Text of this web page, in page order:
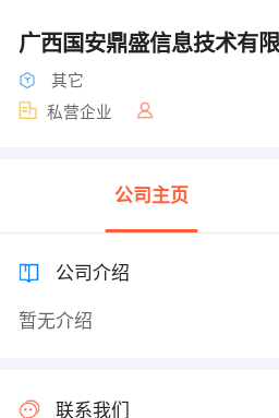
广西国安鼎盛信息技术有
其它
私营企业
公司主页
公司介绍
暂无介绍
联系我们